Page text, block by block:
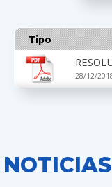
Tipo
28/12/
NOTICIAS